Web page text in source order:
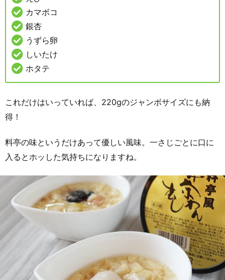
カマボコ
銀杏
うずら卵
しいたけ
ホタテ
これだけはいっていれば、220gのジャンボサイズにも納
得！
料亭の味というだけあって優しい風味。一さじごとに口に
入るとホッした気持ちになりますね。